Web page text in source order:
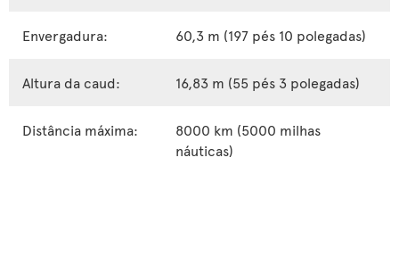
Envergadura: 60,3 m (197 pés 10 polegadas)
Altura da caud: 16,83 m (55 pés 3 polegadas)
Distância máxima:
8000 km (5000 milhas
náuticas)